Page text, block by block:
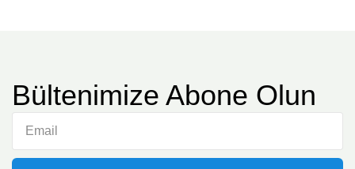
Bültenimize Abone Olun